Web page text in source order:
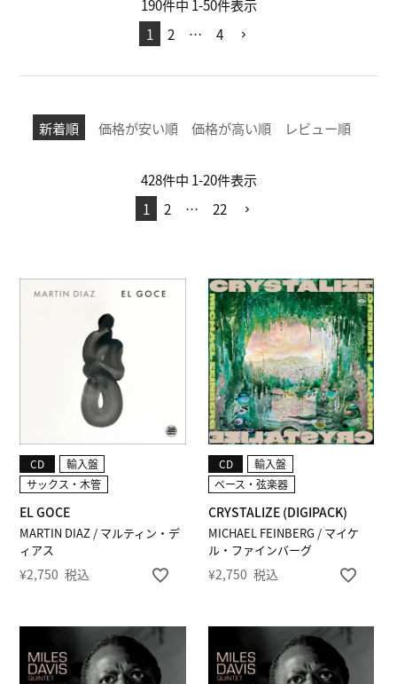
190件中 1-50件表示
1
2 … 4
新着順 価格が安い順 価格が高い順 レビュー順
428件中 1-20件表示
1
2 … 22
MARTIN DIAZ / マルティン・デ
ィアス
EL GOCE
CD
輸入盤
サックス・木管
¥2,750 税込
MICHAEL FEINBERG / マイケ
ル・ファインバーグ
CRYSTALIZE (DIGIPACK)
CD
輸入盤
ベース・弦楽器
¥2,750 税込